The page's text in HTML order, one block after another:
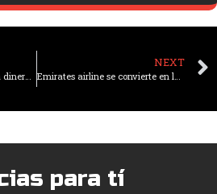
Hombre paralítico recauda dinero para su tratamiento, pero lo dona a un niño con parálisis cerebral para que pueda caminar
NEXT
Emirates airline se convierte en la primera aerolínea del mundo certificada para personas con autismo
para tí